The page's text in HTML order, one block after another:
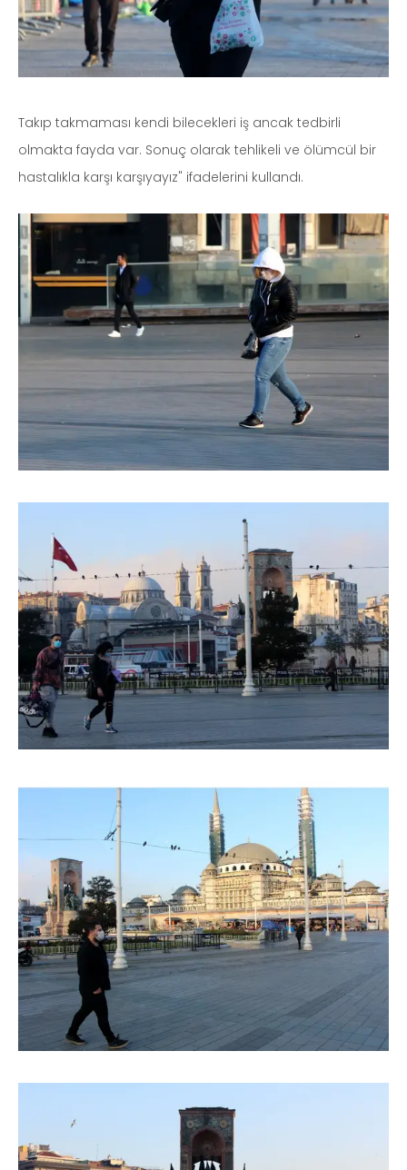
Takıp takmaması kendi bilecekleri iş ancak tedbirli
olmakta fayda var. Sonuç olarak tehlikeli ve ölümcül bir
hastalıkla karşı karşıyayız" ifadelerini kullandı.